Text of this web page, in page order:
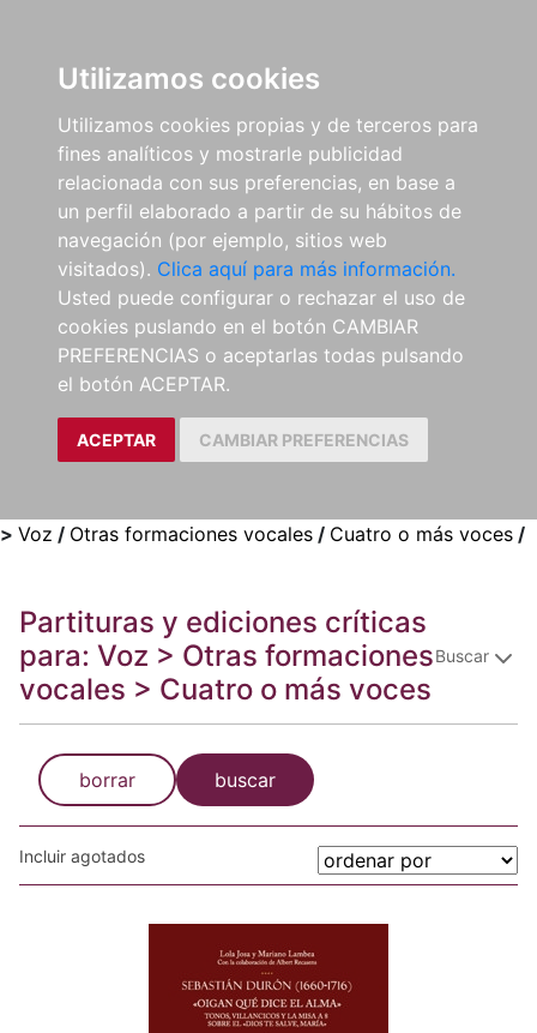
Utilizamos cookies
Utilizamos cookies propias y de terceros para
fines analíticos y mostrarle publicidad
relacionada con sus preferencias, en base a
un perfil elaborado a partir de su hábitos de
navegación (por ejemplo, sitios web
visitados). Clica aquí para más información.
Usted puede configurar o rechazar el uso de
cookies puslando en el botón CAMBIAR
PREFERENCIAS o aceptarlas todas pulsando
el botón ACEPTAR.
ACEPTAR CAMBIAR PREFERENCIAS
> Voz / Otras formaciones vocales / Cuatro o más voces /
Partituras y ediciones críticas
para: Voz > Otras formaciones
vocales > Cuatro o más voces
Buscar
borrar buscar
Incluir agotados